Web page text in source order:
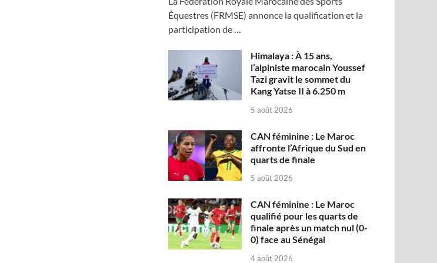
Équestres (FRMSE) annonce la qualification et la
participation de …
Himalaya : À 15 ans,
l’alpiniste marocain Youssef
Tazi gravit le sommet du
Kang Yatse II à 6.250 m
5 août 2026
CAN féminine : Le Maroc
affronte l’Afrique du Sud en
quarts de finale
5 août 2026
CAN féminine : Le Maroc
qualifié pour les quarts de
finale après un match nul (0-
0) face au Sénégal
4 août 2026